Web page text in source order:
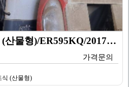
(산물형)/ER595KQ/2017…
가격문의
식 (산물형)